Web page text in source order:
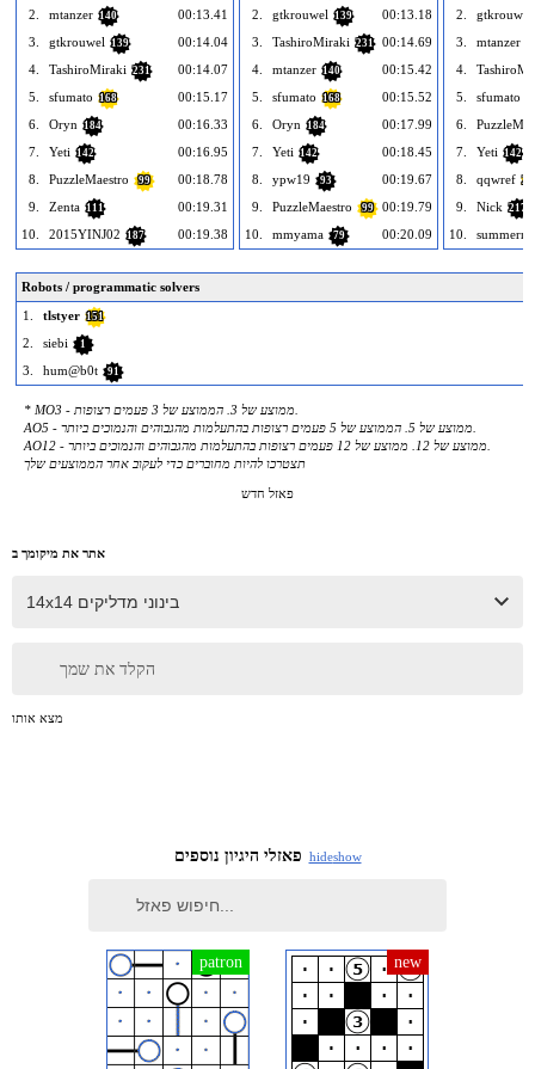
2.
mtanzer 140
00:13.41
3.
gtkrouwel 139
00:14.04
4.
TashiroMiraki 231
00:14.07
5.
sfumato 168
00:15.17
6.
Oryn 184
00:16.33
7.
Yeti 142
00:16.95
8.
PuzzleMaestro 99
00:18.78
9.
Zenta 111
00:19.31
10.
2015YINJ02 187 00:19.38
2.
gtkrouwel 139
00:13.18
3.
TashiroMiraki 231
00:14.69
4.
mtanzer 140
00:15.42
5.
sfumato 168
00:15.52
6.
Oryn 184
00:17.99
7.
Yeti 142
00:18.45
8.
ypw19 93
00:19.67
9.
PuzzleMaestro 99
00:19.79
10.
mmyama 79 00:20.09
2.
gtkrouwel
3.
mtanzer
4.
5.
sfumato
6.
7.
Yeti 142
8. qqwref
9. Nick 217
10.
Robots / programmatic solvers
1.
tlstyer 151
2. siebi 1
3. hum@b0t 91
תצטרכו להיות מחוברים כדי לעקוב אחר הממוצעים שלך
פאזל חדש
אתר את מיקומך ב
הקלד את שמך
מצא אותו
פאזלי היגיון נוספים hideshow